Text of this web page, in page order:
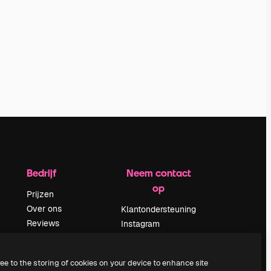
Bedrijf
Prijzen
Over ons
Reviews
Blog
Neem contact
op
Klantondersteuning
Instagram
TikTok
to the storing of cookies on your device to enhance site